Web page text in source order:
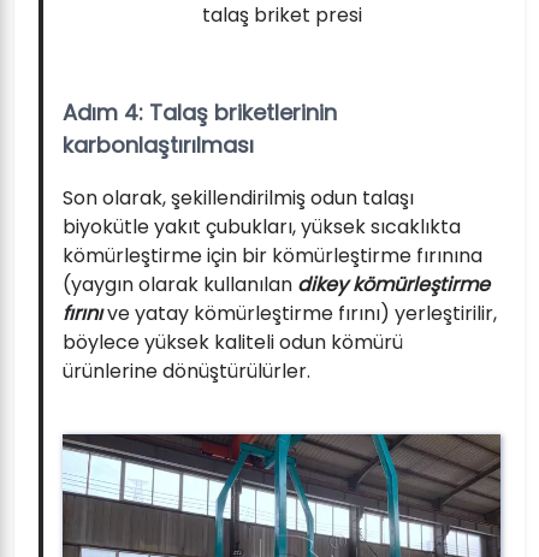
talaş briket presi
Adım 4: Talaş briketlerinin
karbonlaştırılması
Son olarak, şekillendirilmiş odun talaşı
biyokütle yakıt çubukları, yüksek sıcaklıkta
kömürleştirme için bir kömürleştirme fırınına
(yaygın olarak kullanılan dikey kömürleştirme
fırınıve yatay kömürleştirme fırını) yerleştirilir,
böylece yüksek kaliteli odun kömürü
ürünlerine dönüştürülürler.